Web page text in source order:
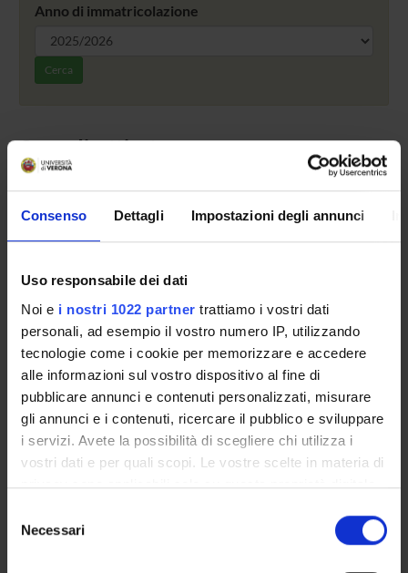
Consenso Dettagli Impostazioni degli annunci
Uso responsabile dei dati
Noi e i nostri 1022 partner trattiamo i vostri dati
personali, ad esempio il vostro numero IP, utilizzando
tecnologie come i cookie per memorizzare e accedere
alle informazioni sul vostro dispositivo al fine di
pubblicare annunci e contenuti personalizzati, misurare
gli annunci e i contenuti, ricercare il pubblico e sviluppare
i servizi. Avete la possibilità di scegliere chi utilizza i
vostri dati e per quali scopi. Le vostre scelte in materia di
privacy sono applicabili solo su questa proprietà digitale
modificare o revocare il proprio consenso in qualsiasi
momento dalla Dichiarazione sui cookie o facendo clic
delNecessari
Anno di immatricolazione
Cerca
Corso disattivato
Le informazioni riguardanti le iscrizioni a questo corso
di studio non sono ancora disponibili.
Come iscriversi e Requisiti di ammissione
Piani didattici
Calendario didattico
Insegnamenti
Orario lezioni
Bacheca avvisi
Proposte tesi e stage
Docenti
Documenti
OFFERTA FORMATIVA